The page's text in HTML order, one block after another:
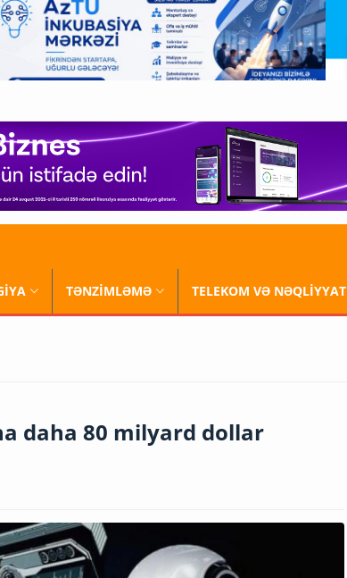
TƏNZİMLƏMƏ TELEKOM VƏ NƏQLİYYAT
daha 80 milyard dollar